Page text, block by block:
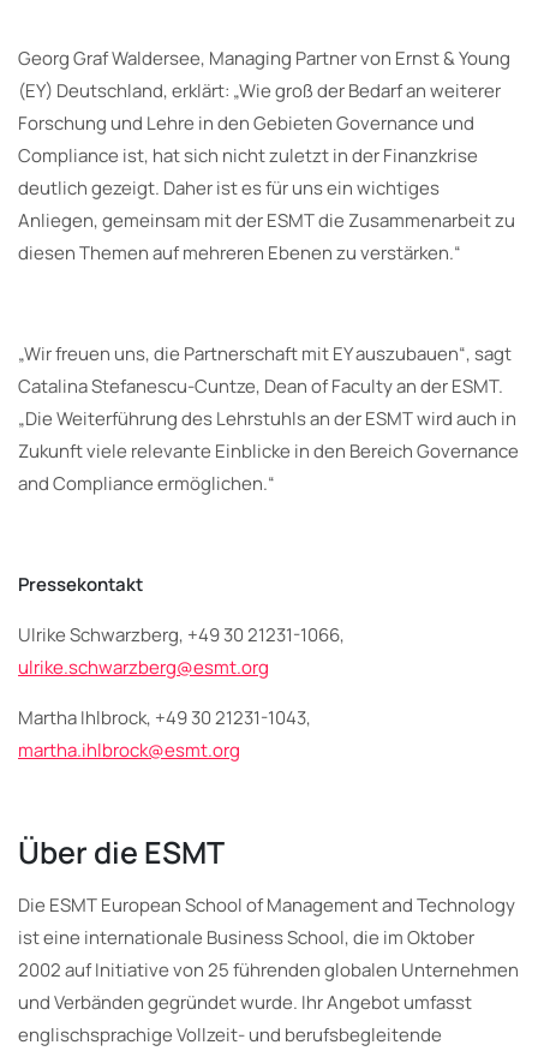
Georg Graf Waldersee, Managing Partner von Ernst & Young
(EY) Deutschland, erklärt: „Wie groß der Bedarf an weiterer
Forschung und Lehre in den Gebieten Governance und
Compliance ist, hat sich nicht zuletzt in der Finanzkrise
deutlich gezeigt. Daher ist es für uns ein wichtiges
Anliegen, gemeinsam mit der ESMT die Zusammenarbeit zu
diesen Themen auf mehreren Ebenen zu verstärken.“
„Wir freuen uns, die Partnerschaft mit EY auszubauen“, sagt
Catalina Stefanescu-Cuntze, Dean of Faculty an der ESMT.
„Die Weiterführung des Lehrstuhls an der ESMT wird auch in
Zukunft viele relevante Einblicke in den Bereich Governance
and Compliance ermöglichen.“
Pressekontakt
Ulrike Schwarzberg, +49 30 21231-1066,
ulrike.schwarzberg@esmt.org
Martha Ihlbrock, +49 30 21231-1043,
martha.ihlbrock@esmt.org
Über die ESMT
Die ESMT European School of Management and Technology
ist eine internationale Business School, die im Oktober
2002 auf Initiative von 25 führenden globalen Unternehmen
und Verbänden gegründet wurde. Ihr Angebot umfasst
englischsprachige Vollzeit- und berufsbegleitende